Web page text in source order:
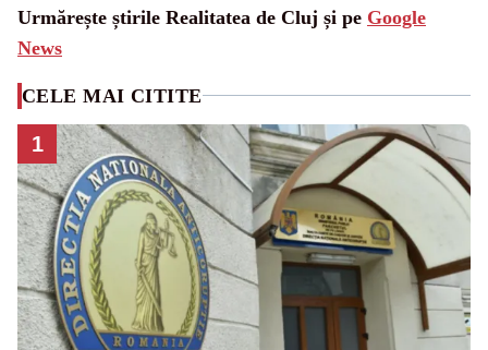
Urmărește știrile Realitatea de Cluj și pe Google
News
CELE MAI CITITE
1